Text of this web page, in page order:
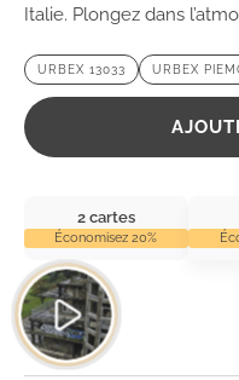
Italie. Plongez dans
endroit chargé
URBEX 13033 URBEX
2 cartes
Économisez 20%